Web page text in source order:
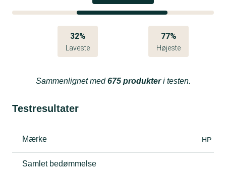
32%
Laveste
77%
Højeste
Sammenlignet med675 produkteri testen.
Testresultater
Mærke HP
Samlet bedømmelse